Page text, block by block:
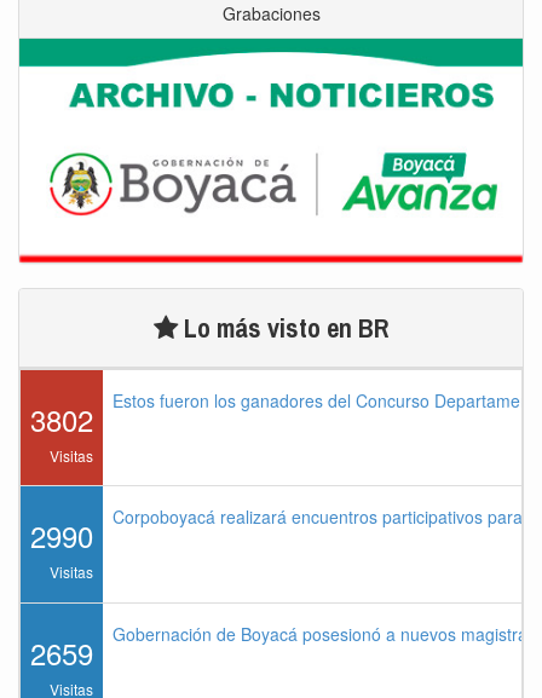
Grabaciones
Lo más visto en BR
3802
Visitas
Estos fueron los ganadores del Concurso
2990
Visitas
Corpoboyacá realizará encuentros participativos para
2659
Visitas
Gobernación de Boyacá posesionó a nuevos